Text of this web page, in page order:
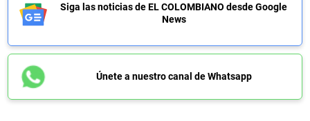
Siga las noticias de EL COLOMBIANO desde Google
News
Únete a nuestro canal de Whatsapp